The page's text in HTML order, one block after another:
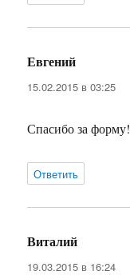
Евгений
15.02.2015 в 03:25
Спасибо за форму!
Ответить
Виталий
19.03.2015 в 16:24